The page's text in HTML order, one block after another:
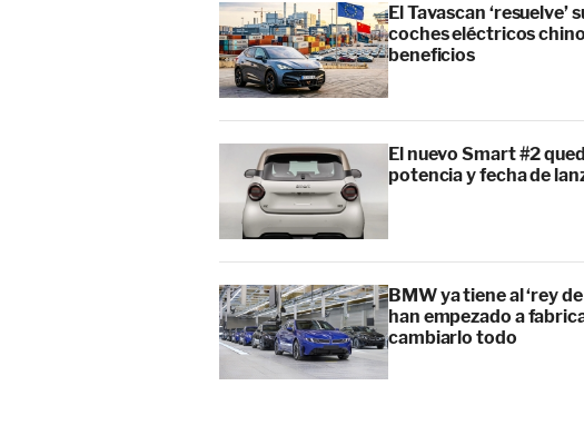
El Tavascan
coches eléctricos
beneficios
El nuevo Smart #2
potencia y fecha de
BMW ya tiene al ‘rey
han empezado a
cambiarlo todo